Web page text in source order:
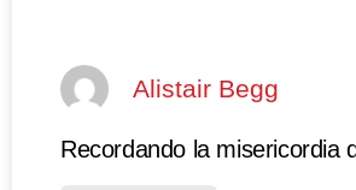
Alistair Begg
Recordando la misericordia